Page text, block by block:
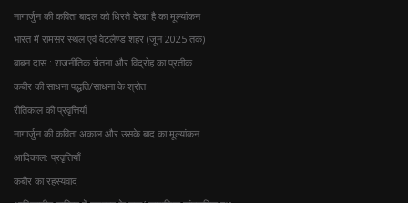
नागार्जुन की कविता बादल को धिरते देखा है का मूल्यांकन
भारत में रामसर स्थल एवं वेटलैण्ड शहर (जून 2025 तक)
बाबन दास : राजनीतिक चेतना और विद्रोह का प्रतीक
कबीर की साधना पद्धति/साधना के श्रोत
रीतिकाल की प्रवृत्तियाँ
नागार्जुन की कविता अकाल और उसके बाद का मूल्यांकन
आदिकाल: प्रवृत्तियाँ
कबीर का रहस्यवाद